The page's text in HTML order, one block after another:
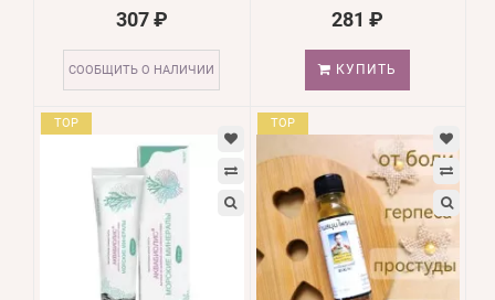
307 ₽
СООБЩИТЬ О НАЛИЧИИ
281 ₽
КУПИТЬ
TOP TOP